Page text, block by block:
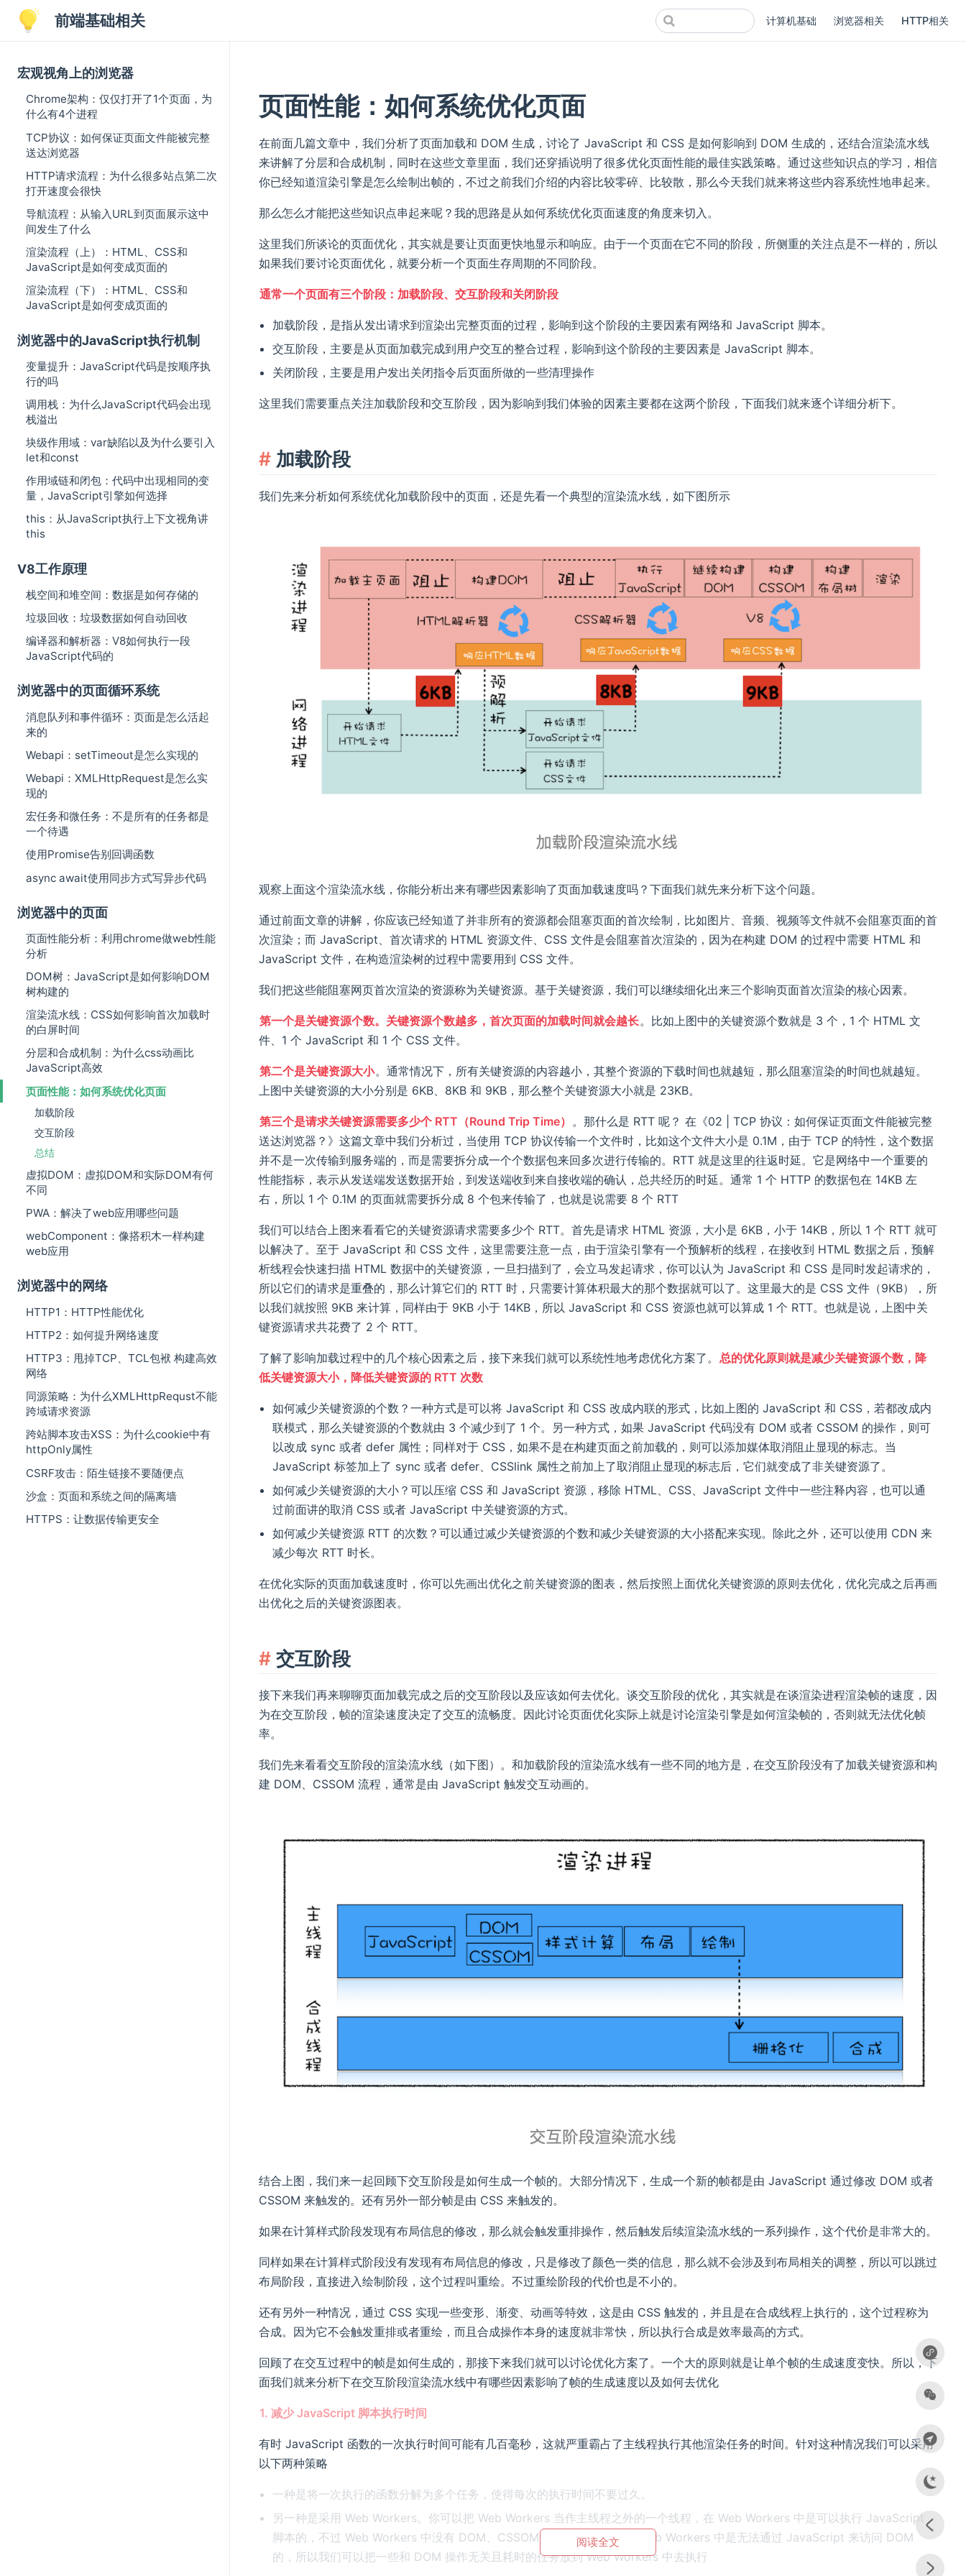
前端基础相关 计算机基础 浏览器相关 HTTP相关
宏观视角上的浏览器
Chrome架构：仅仅打开了1个页面，为
什么有4个进程
TCP协议：如何保证页面文件能被完整
送达浏览器
HTTP请求流程：为什么很多站点第二次
打开速度会很快
导航流程：从输入URL到页面展示这中
间发生了什么
渲染流程（上）：HTML、CSS和
JavaScript是如何变成页面的
渲染流程（下）：HTML、CSS和
JavaScript是如何变成页面的
浏览器中的JavaScript执行机制
变量提升：JavaScript代码是按顺序执
行的吗
调用栈：为什么JavaScript代码会出现
栈溢出
块级作用域：var缺陷以及为什么要引入
let和const
作用域链和闭包：代码中出现相同的变
量，JavaScript引擎如何选择
this：从JavaScript执行上下文视角讲
this
V8工作原理
栈空间和堆空间：数据是如何存储的
垃圾回收：垃圾数据如何自动回收
编译器和解析器：V8如何执行一段
JavaScript代码的
浏览器中的页面循环系统
消息队列和事件循环：页面是怎么活起
来的
Webapi：setTimeout是怎么实现的
Webapi：XMLHttpRequest是怎么实
现的
宏任务和微任务：不是所有的任务都是
一个待遇
使用Promise告别回调函数
async await使用同步方式写异步代码
浏览器中的页面
页面性能分析：利用chrome做web性能
分析
DOM树：JavaScript是如何影响DOM
树构建的
渲染流水线：CSS如何影响首次加载时
的白屏时间
分层和合成机制：为什么css动画比
JavaScript高效
页面性能：如何系统优化页面
加载阶段
交互阶段
总结
虚拟DOM：虚拟DOM和实际DOM有何
不同
PWA：解决了web应用哪些问题
webComponent：像搭积木一样构建
web应用
浏览器中的网络
HTTP1：HTTP性能优化
HTTP2：如何提升网络速度
HTTP3：甩掉TCP、TCL包袱 构建高效
网络
同源策略：为什么XMLHttpRequst不能
跨域请求资源
跨站脚本攻击XSS：为什么cookie中有
httpOnly属性
CSRF攻击：陌生链接不要随便点
沙盒：页面和系统之间的隔离墙
HTTPS：让数据传输更安全
页面性能：如何系统优化页面
在前面几篇文章中，我们分析了页面加载和 DOM 生成，讨论了 JavaScript 和 CSS 是如何影响到 DOM 生成的，还结合渲染流水线
来讲解了分层和合成机制，同时在这些文章里面，我们还穿插说明了很多优化页面性能的最佳实践策略。通过这些知识点的学习，相信
你已经知道渲染引擎是怎么绘制出帧的，不过之前我们介绍的内容比较零碎、比较散，那么今天我们就来将这些内容系统性地串起来。
那么怎么才能把这些知识点串起来呢？我的思路是从如何系统优化页面速度的角度来切入。
这里我们所谈论的页面优化，其实就是要让页面更快地显示和响应。由于一个页面在它不同的阶段，所侧重的关注点是不一样的，所以
如果我们要讨论页面优化，就要分析一个页面生存周期的不同阶段。
通常一个页面有三个阶段：加载阶段、交互阶段和关闭阶段
加载阶段，是指从发出请求到渲染出完整页面的过程，影响到这个阶段的主要因素有网络和 JavaScript 脚本。
交互阶段，主要是从页面加载完成到用户交互的整合过程，影响到这个阶段的主要因素是 JavaScript 脚本。
关闭阶段，主要是用户发出关闭指令后页面所做的一些清理操作
这里我们需要重点关注加载阶段和交互阶段，因为影响到我们体验的因素主要都在这两个阶段，下面我们就来逐个详细分析下。
加载阶段
我们先来分析如何系统优化加载阶段中的页面，还是先看一个典型的渲染流水线，如下图所示
观察上面这个渲染流水线，你能分析出来有哪些因素影响了页面加载速度吗？下面我们就先来分析下这个问题。
通过前面文章的讲解，你应该已经知道了并非所有的资源都会阻塞页面的首次绘制，比如图片、音频、视频等文件就不会阻塞页面的首
次渲染；而 JavaScript、首次请求的 HTML 资源文件、CSS 文件是会阻塞首次渲染的，因为在构建 DOM 的过程中需要 HTML 和
JavaScript 文件，在构造渲染树的过程中需要用到 CSS 文件。
我们把这些能阻塞网页首次渲染的资源称为关键资源。基于关键资源，我们可以继续细化出来三个影响页面首次渲染的核心因素。
第一个是关键资源个数。关键资源个数越多，首次页面的加载时间就会越长。比如上图中的关键资源个数就是 3 个，1 个 HTML 文
件、1 个 JavaScript 和 1 个 CSS 文件。
第二个是关键资源大小。通常情况下，所有关键资源的内容越小，其整个资源的下载时间也就越短，那么阻塞渲染的时间也就越短。
上图中关键资源的大小分别是 6KB、8KB 和 9KB，那么整个关键资源大小就是 23KB。
第三个是请求关键资源需要多少个 RTT（Round Trip Time） 。那什么是 RTT 呢？ 在《02 | TCP 协议：如何保证页面文件能被完整
送达浏览器？》这篇文章中我们分析过，当使用 TCP 协议传输一个文件时，比如这个文件大小是 0.1M，由于 TCP 的特性，这个数据
并不是一次传输到服务端的，而是需要拆分成一个个数据包来回多次进行传输的。RTT 就是这里的往返时延。它是网络中一个重要的
性能指标，表示从发送端发送数据开始，到发送端收到来自接收端的确认，总共经历的时延。通常 1 个 HTTP 的数据包在 14KB 左
右，所以 1 个 0.1M 的页面就需要拆分成 8 个包来传输了，也就是说需要 8 个 RTT
我们可以结合上图来看看它的关键资源请求需要多少个 RTT。首先是请求 HTML 资源，大小是 6KB，小于 14KB，所以 1 个 RTT 就可
以解决了。至于 JavaScript 和 CSS 文件，这里需要注意一点，由于渲染引擎有一个预解析的线程，在接收到 HTML 数据之后，预解
析线程会快速扫描 HTML 数据中的关键资源，一旦扫描到了，会立马发起请求，你可以认为 JavaScript 和 CSS 是同时发起请求的，
所以它们的请求是重叠的，那么计算它们的 RTT 时，只需要计算体积最大的那个数据就可以了。这里最大的是 CSS 文件（9KB），所
以我们就按照 9KB 来计算，同样由于 9KB 小于 14KB，所以 JavaScript 和 CSS 资源也就可以算成 1 个 RTT。也就是说，上图中关
键资源请求共花费了 2 个 RTT。
了解了影响加载过程中的几个核心因素之后，接下来我们就可以系统性地考虑优化方案了。 总的优化原则就是减少关键资源个数，降
低关键资源大小，降低关键资源的 RTT 次数
如何减少关键资源的个数？一种方式是可以将 JavaScript 和 CSS 改成内联的形式，比如上图的 JavaScript 和 CSS，若都改成内
联模式，那么关键资源的个数就由 3 个减少到了 1 个。另一种方式，如果 JavaScript 代码没有 DOM 或者 CSSOM 的操作，则可
以改成 sync 或者 defer 属性；同样对于 CSS，如果不是在构建页面之前加载的，则可以添加媒体取消阻止显现的标志。当
JavaScript 标签加上了 sync 或者 defer、CSSlink 属性之前加上了取消阻止显现的标志后，它们就变成了非关键资源了。
如何减少关键资源的大小？可以压缩 CSS 和 JavaScript 资源，移除 HTML、CSS、JavaScript 文件中一些注释内容，也可以通
过前面讲的取消 CSS 或者 JavaScript 中关键资源的方式。
如何减少关键资源 RTT 的次数？可以通过减少关键资源的个数和减少关键资源的大小搭配来实现。除此之外，还可以使用 CDN 来
减少每次 RTT 时长。
在优化实际的页面加载速度时，你可以先画出优化之前关键资源的图表，然后按照上面优化关键资源的原则去优化，优化完成之后再画
出优化之后的关键资源图表。
交互阶段
接下来我们再来聊聊页面加载完成之后的交互阶段以及应该如何去优化。谈交互阶段的优化，其实就是在谈渲染进程渲染帧的速度，因
为在交互阶段，帧的渲染速度决定了交互的流畅度。因此讨论页面优化实际上就是讨论渲染引擎是如何渲染帧的，否则就无法优化帧
率。
我们先来看看交互阶段的渲染流水线（如下图）。和加载阶段的渲染流水线有一些不同的地方是，在交互阶段没有了加载关键资源和构
建 DOM、CSSOM 流程，通常是由 JavaScript 触发交互动画的。
结合上图，我们来一起回顾下交互阶段是如何生成一个帧的。大部分情况下，生成一个新的帧都是由 JavaScript 通过修改 DOM 或者
CSSOM 来触发的。还有另外一部分帧是由 CSS 来触发的。
如果在计算样式阶段发现有布局信息的修改，那么就会触发重排操作，然后触发后续渲染流水线的一系列操作，这个代价是非常大的。
同样如果在计算样式阶段没有发现有布局信息的修改，只是修改了颜色一类的信息，那么就不会涉及到布局相关的调整，所以可以跳过
布局阶段，直接进入绘制阶段，这个过程叫重绘。不过重绘阶段的代价也是不小的。
还有另外一种情况，通过 CSS 实现一些变形、渐变、动画等特效，这是由 CSS 触发的，并且是在合成线程上执行的，这个过程称为
合成。因为它不会触发重排或者重绘，而且合成操作本身的速度就非常快，所以执行合成是效率最高的方式。
回顾了在交互过程中的帧是如何生成的，那接下来我们就可以讨论优化方案了。一个大的原则就是让单个帧的生成速度变快。所以，下
面我们就来分析下在交互阶段渲染流水线中有哪些因素影响了帧的生成速度以及如何去优化
1. 减少 JavaScript 脚本执行时间
有时 JavaScript 函数的一次执行时间可能有几百毫秒，这就严重霸占了主线程执行其他渲染任务的时间。针对这种情况我们可以采用
以下两种策略
一种是将一次执行的函数分解为多个任务，使得每次的执行时间不要过久。
另一种是采用 Web Workers。你可以把 Web Workers 当作主线程之外的一个线程，在 Web Workers 中是可以执行 JavaScript
脚本的，不过 Web Workers 中没有 DOM、CSSOM 环境，这意味着在 Web Workers 中是无法通过 JavaScript 来访问 DOM
的，所以我们可以把一些和 DOM 操作无关且耗时的任务放到 Web Workers 中去执行
阅读全文